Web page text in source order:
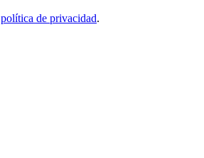
política de privacidad.